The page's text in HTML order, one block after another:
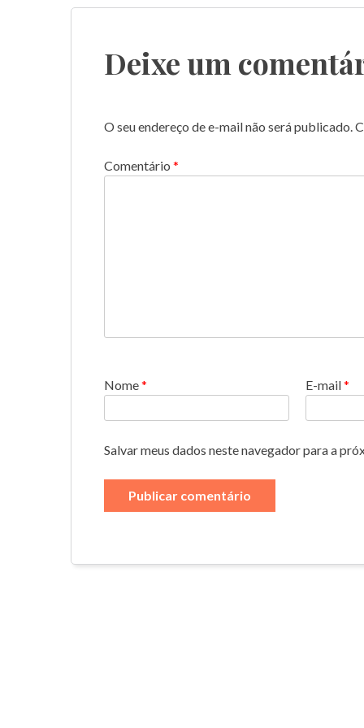
Deixe um
O seu endereço de e-mail não será publicado.
Comentário *
Nome* E-mail*
Salvar meus dados neste navegador para a